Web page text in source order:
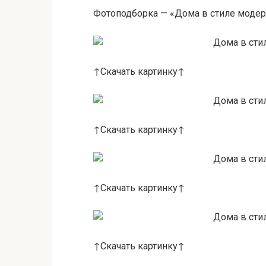
Фотоподборка — «Дома в стиле
↑Скачать картинку↑
↑Скачать картинку↑
↑Скачать картинку↑
↑Скачать картинку↑